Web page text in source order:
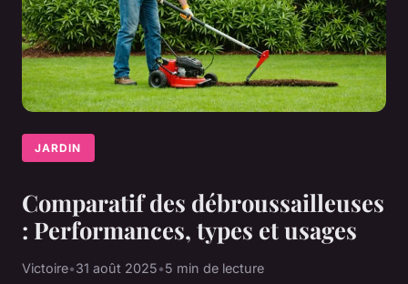
JARDIN
Comparatif des débroussailleuses
: Performances, types et usages
Victoire•31 août 2025•5 min de lecture